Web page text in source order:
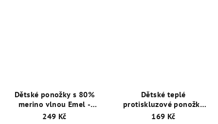
Dětské ponožky s 80%
merino vlnou Emel -
Růžová - ESK 100-56
249 Kč
Dětské teplé
protiskluzové ponožky
Emel - SFA 100-20 -
169 Kč